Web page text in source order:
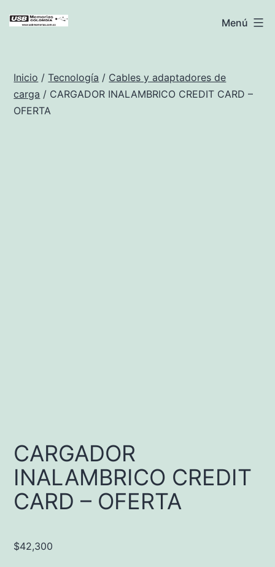
USB
Menú
Inicio /Tecnología / Cables y adaptadores de
carga / CARGADOR INALAMBRICO CREDIT CARD –
OFERTA
CARGADOR
INALAMBRICO CREDIT
CARD – OFERTA
$42,300